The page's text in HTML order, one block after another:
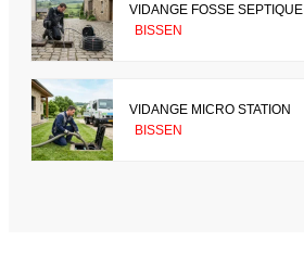
VIDANGE FOSSE SEPTIQUE
BISSEN
VIDANGE MICRO STATION
BISSEN